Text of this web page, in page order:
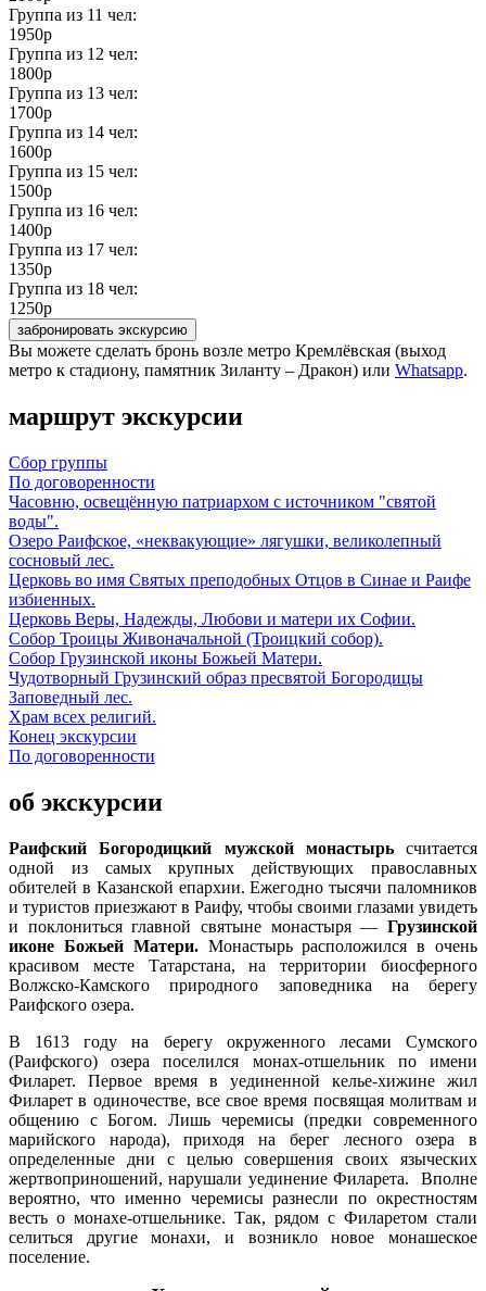
Группа из 11 чел:
1950р
Группа из 12 чел:
1800р
Группа из 13 чел:
1700р
Группа из 14 чел:
1600р
Группа из 15 чел:
1500р
Группа из 16 чел:
1400р
Группа из 17 чел:
1350р
Группа из 18 чел:
1250р
забронировать экскурсию
Вы можете сделать бронь возле метро Кремлёвская (выход
метро к стадиону, памятник Зиланту – Дракон) или Whatsapp.
маршрут экскурсии
Сбор группы
По договоренности
Часовню, освещённую патриархом с источником "святой
воды".
Озеро Раифское, «неквакующие» лягушки, великолепный
сосновый лес.
Церковь во имя Святых преподобных Отцов в Синае и Раифе
избиенных.
Церковь Веры, Надежды, Любови и матери их Софии.
Собор Троицы Живоначальной (Троицкий собор).
Собор Грузинской иконы Божьей Матери.
Чудотворный Грузинский образ пресвятой Богородицы
Заповедный лес.
Храм всех религий.
Конец экскурсии
По договоренности
об экскурсии
Раифский Богородицкий мужской монастырь считается
одной из самых крупных действующих православных
обителей в Казанской епархии. Ежегодно тысячи паломников
и туристов приезжают в Раифу, чтобы своими глазами увидеть
и поклониться главной святыне монастыря — Грузинской
иконе Божьей Матери.Монастырь расположился в очень
красивом месте Татарстана, на территории биосферного
Волжско-Камского природного заповедника на берегу
Раифского озера.
В 1613 году на берегу окруженного лесами Сумского
(Раифского) озера поселился монах-отшельник по имени
Филарет. Первое время в уединенной келье-хижине жил
Филарет в одиночестве, все свое время посвящая молитвам и
общению с Богом. Лишь черемисы (предки современного
марийского народа), приходя на берег лесного озера в
определенные дни с целью совершения своих языческих
жертвоприношений, нарушали уединение Филарета. Вполне
вероятно, что именно черемисы разнесли по окрестностям
весть о монахе-отшельнике. Так, рядом с Филаретом стали
селиться другие монахи, и возникло новое монашеское
поселение.